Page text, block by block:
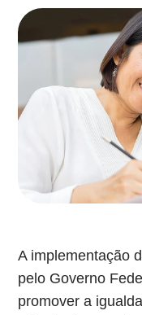
A implementação
pelo Governo
promover a